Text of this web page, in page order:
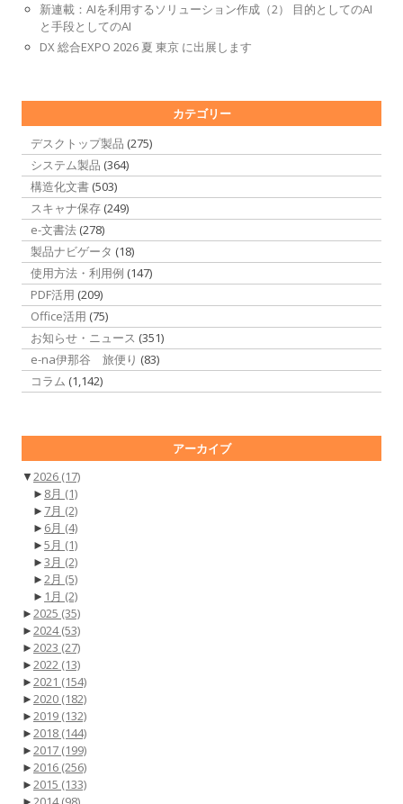
新連載：AIを利用するソリューション作成（2） 目的としてのAI
と手段としてのAI
DX 総合EXPO 2026 夏 東京 に出展します
カテゴリー
デスクトップ製品 (275)
システム製品 (364)
構造化文書 (503)
スキャナ保存 (249)
e-文書法 (278)
製品ナビゲータ (18)
使用方法・利用例 (147)
PDF活用 (209)
Office活用 (75)
お知らせ・ニュース (351)
e-na伊那谷 旅便り (83)
コラム (1,142)
アーカイブ
▼2026 (17)
► 8月 (1)
► 7月 (2)
► 6月 (4)
►5月 (1)
►3月 (2)
►2月 (5)
► 1月 (2)
►2025 (35)
►2024(53)
►2023 (27)
►2022 (13)
►2021 (154)
►2020 (182)
►2019 (132)
►2018 (144)
►2017 (199)
►2016 (256)
►2015 (133)